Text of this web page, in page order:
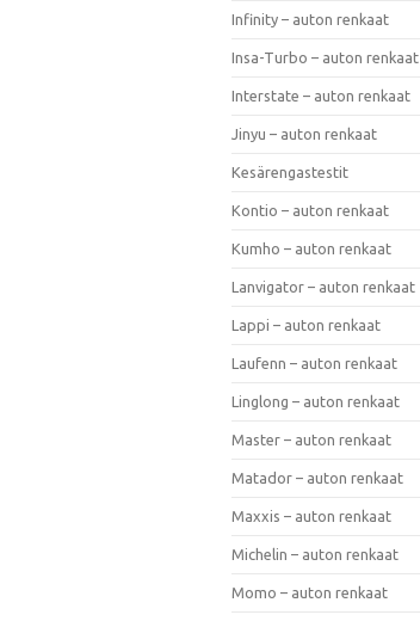
Infinity – auton renkaat
Insa-Turbo – auton renkaat
Interstate – auton renkaat
Jinyu – auton renkaat
Kesärengastestit
Kontio – auton renkaat
Kumho – auton renkaat
Lanvigator – auton renkaat
Lappi – auton renkaat
Laufenn – auton renkaat
Linglong – auton renkaat
Master – auton renkaat
Matador – auton renkaat
Maxxis – auton renkaat
Michelin – auton renkaat
Momo – auton renkaat